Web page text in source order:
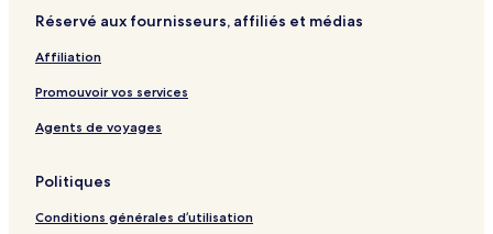
V
e
w
a
e
Réservé aux fournisseurs, affiliés et médias
Affiliation
Promouvoir vos services
Agents de voyages
Politiques
Conditions générales d’utilisation